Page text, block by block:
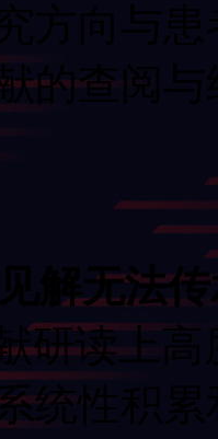
究方向
的查阅与
解无法
研读上高
统性积累